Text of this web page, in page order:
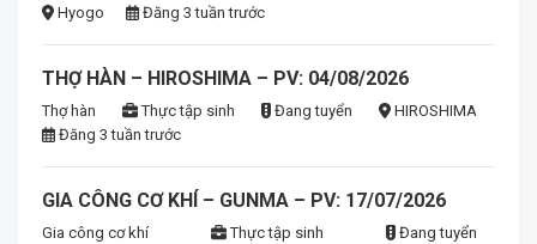
Hyogo
Đăng 3 tuần trước
THỢ HÀN – HIROSHIMA – PV: 04/08/2026
Thợ hàn Thực tập sinh Đang tuyển
HIROSHIMA
Đăng 3 tuần trước
GIA CÔNG CƠ KHÍ – GUNMA – PV: 17/07/2026
Gia công cơ khí Thực tập sinh
Đang tuyển